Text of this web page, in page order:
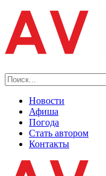
Новости
Афиша
Погода
Стать автором
Контакты